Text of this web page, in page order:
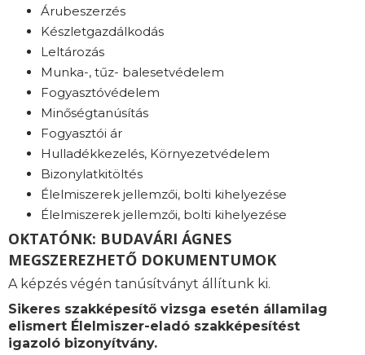
Árubeszerzés
Készletgazdálkodás
Leltározás
Munka-, tűz- balesetvédelem
Fogyasztóvédelem
Minőségtanúsítás
Fogyasztói ár
Hulladékkezelés, Környezetvédelem
Bizonylatkitöltés
Élelmiszerek jellemzői, bolti kihelyezése
Élelmiszerek jellemzői, bolti kihelyezése
OKTATÓNK: BUDAVÁRI ÁGNES
MEGSZEREZHETŐ DOKUMENTUMOK
A képzés végén tanúsítványt állítunk ki.
Sikeres szakképesítő vizsga esetén államilag
elismert Élelmiszer-eladó szakképesítést
igazoló bizonyítvány.